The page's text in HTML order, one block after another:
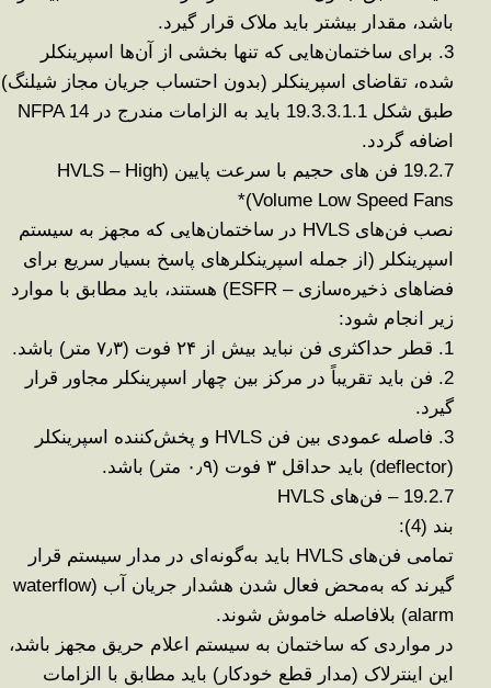
باشد، مقدار بیشتر باید ملاک قرار گیرد.
3. برای ساختمان‌هایی که تنها بخشی از آن‌ها اسپرینکلر
شده، تقاضای اسپرینکلر (بدون احتساب جریان مجاز شیلنگ)
طبق شکل 19.3.3.1.1 باید به الزامات مندرج در
اضافه گردد.
19.2.7 فن‌ های حجیم با سرعت پایین
(HVLS – High
Volume Low Speed Fans)
*
نصب فن‌های
در ساختمان‌هایی که مجهز به سیستم
اسپرینکلر ( از جمله اسپرینکلرهای پاسخ بسیار سریع برای
فضاهای ذخیره‌سازی – ESFR)
هستند، باید مطابق با موارد
زیر انجام شود:
1.
قطر حداکثری فن نباید بیش از ۲۴ فوت ( ۷٫۳ متر) باشد.
2. فن باید تقریباً در مرکز بین چهار اسپرینکلر مجاور قرار
گیرد.
3. فاصله عمودی بین فن
و پخش‌کننده اسپرینکلر
(deflector)
باید حداقل ۳ فوت ( ۰ ٫۹ متر) باشد.
19.2.7 –
فن‌های
بند (4):
تمامی فن‌های
باید به‌گونه‌ای در مدار سیستم قرار
گیرند که به‌محض فعال شدن هشدار جریان آب
(waterflow
alarm)
بلافاصله خاموش شوند.
در مواردی که ساختمان به سیستم اعلام حریق مجهز باشد،
این اینترلاک (مدار قطع خودکار) باید مطابق با الزامات